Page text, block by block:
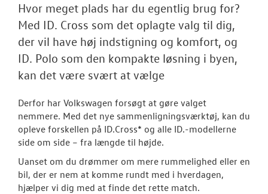
VÆRKSTED
SKADECENTER
RESERVEDELE
Tilmeld dig
Danmarks
Hvor meget plads har du egentlig brug for?
Med ID. Cross som det oplagte valg til dig,
der vil have høj indstigning og komfort, og
ID. Polo som den kompakte løsning i byen,
kan det være svært at vælge
Derfor har Volkswagen forsøgt at gøre valget
nemmere. Med det nye sammenligningsværktøj, kan du
opleve forskellen på ID.Cross* og alle ID.-modellerne
side om side – fra længde til højde.
Uanset om du drømmer om mere rummelighed eller en
bil, der er nem at komme rundt med i hverdagen,
hjælper vi dig med at finde det rette match.